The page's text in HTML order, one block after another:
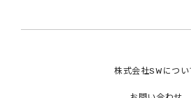
株式会社SWについ